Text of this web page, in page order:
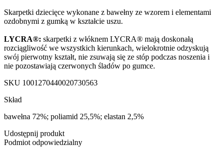
Skarpetki dziecięce wykonane z bawełny ze wzorem i elementami
ozdobnymi z gumką w kształcie uszu.
LYCRA®: skarpetki z włóknem LYCRA® mają doskonałą
rozciągliwość we wszystkich kierunkach, wielokrotnie odzyskują
swój pierwotny kształt, nie zsuwają się ze stóp podczas noszenia i
nie pozostawiają czerwonych śladów po gumce.
SKU 1001270440020730563
Skład
bawełna 72%; poliamid 25,5%; elastan 2,5%
Udostępnij produkt
Podmiot odpowiedzialny